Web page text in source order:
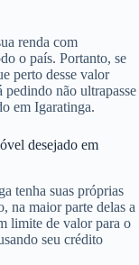
renda com
o país. Portanto, se
perto desse valor
pedindo não ultrapasse
em Igaratinga.
desejado em
tenha suas próprias
na maior parte delas a
limite de valor para o
seu crédito